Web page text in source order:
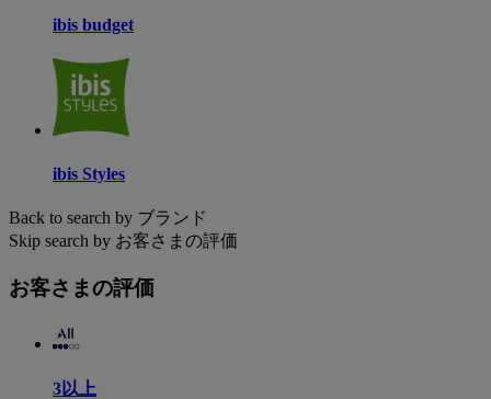
ibis budget
ibis Styles
Back to search by ブランド
Skip search by お客さまの評価
お客さまの評価
3以上